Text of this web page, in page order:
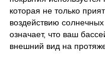
которая не только
воздействию
означает, что ваш
внешний вид на